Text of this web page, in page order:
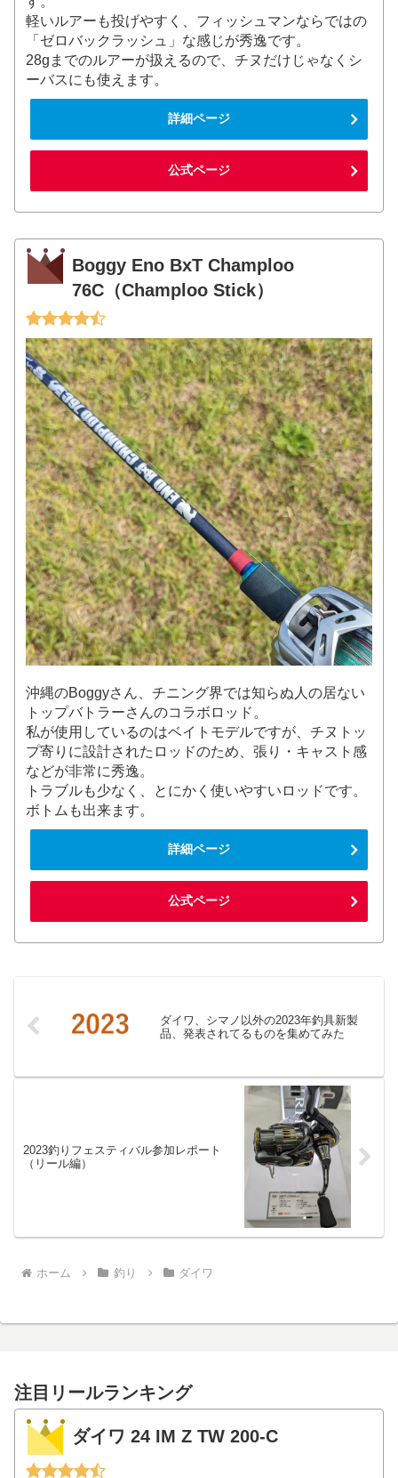
軽いルアーも投げやすく、フィッシュマンならではの
「ゼロバックラッシュ」な感じが秀逸です。
28gまでのルアーが扱えるので、チヌだけじゃなくシ
ーバスにも使えます。
詳細ページ
公式ページ
Boggy Eno BxT Champloo
76C（Champloo Stick）
沖縄のBoggyさん、チニング界では知らぬ人の居ない
トップバトラーさんのコラボロッド。
私が使用しているのはベイトモデルですが、チヌトッ
プ寄りに設計されたロッドのため、張り・キャスト感
などが非常に秀逸。
トラブルも少なく、とにかく使いやすいロッドです。
ボトムも出来ます。
詳細ページ
公式ページ
ダイワ、シマノ以外の2023年釣具新製
品、発表されてるものを集めてみた
2023釣りフェスティバル参加レポート
（リール編）
ホーム 釣り ダイワ
注目リールランキング
ダイワ 24 IM Z TW 200-C